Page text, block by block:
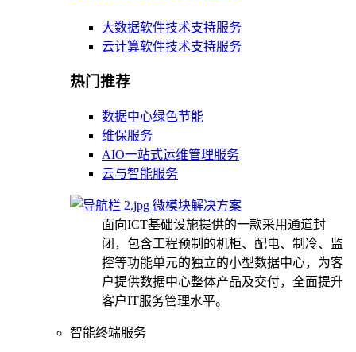
大数据软件技术支持服务
云计算软件技术支持服务
热门推荐
数据中心绿色节能
维保服务
AIO一站式运维管理服务
云与智能服务
微模块解决方案
面向ICT基础设施提供的一款采用通道封
闭，包含工程预制的机柜、配电、制冷、监
控等功能单元的独立的小型数据中心，为客
户提供数据中心整体产品及交付，全面提升
客户IT服务管理水平。
智能终端服务